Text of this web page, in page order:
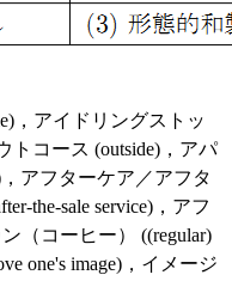
，アイドリングストッ
トコース (outside)，アパ
，アフターケア／アフタ
the-sale service)，アフ
（コーヒー） ((regular)
one's image)，イメージ